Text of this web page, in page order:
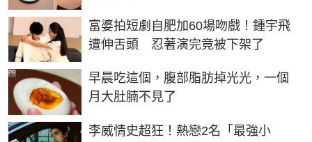
富婆拍短劇自肥加60場吻戲！鍾宇飛
遭伸舌頭 忍著演完竟被下架了
早晨吃這個，腹部脂肪掉光光，一個
月大肚腩不見了
PR
李威情史超狂！熱戀2名「最強小